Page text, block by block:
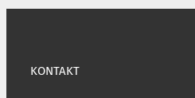
KONTAKT